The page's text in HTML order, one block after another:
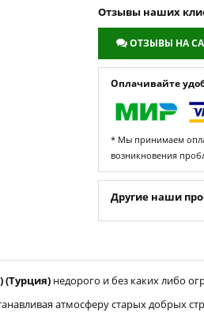
Отзывы наших
ОТЗЫВЫ НА
Оплачивайте
* Мы принимаем
возникновения
Другие наши
(Турция) недорого и без каких либо
атмосферу старых добрых